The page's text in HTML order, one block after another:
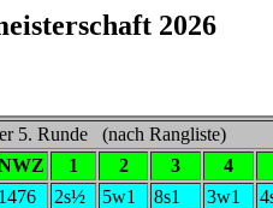
2026
5. Runde (nach Rangliste)
1 2 3
4
1476 2s½ 5w1 8s1 3w1